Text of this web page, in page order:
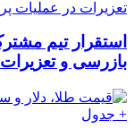
استقرار تیم
بازرسی و